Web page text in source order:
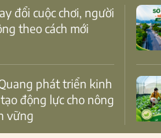
theo cách mới
động lực cho nông
vững